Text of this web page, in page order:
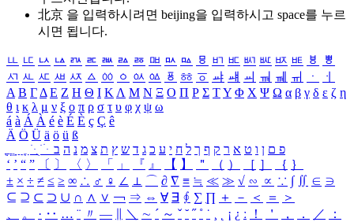
北京 을 입력하시려면 beijing을 입력하시고 space를 누르
시면 됩니다.
ㅥ ㅦ ㅧ ㅨ ㅩ ㅪ ㅫ ㅬ ㅭ ㅮ ㅯ ㅰ ㅱ ㅲ ㅳ ㅴ ㅵ ㅶ ㅷ ㅸ
ㅹ
ㅺ ㅻ ㅼ ㅽ ㅾ ㅿ ㆀ ㆁ ㆂ ㆃ ㆄ ㆅ ㆆ ㆇ ㆈ ㆉ ㆊ ㆋ ㆌ ㆍ
ㆎ
Α Β ΓΔ Ε Ζ Η Θ Ι ΚΛ Μ Ν Ξ Ο Π Ρ Σ ΤΥ Φ Χ Ψ Ω α β γ δ ε ζ η
θ ι κ λ μ ν ξ ο π ρ σ τ υ φ χ ψ ω
á à Á À é è É È ç Ç ê
Ä Ö Ü ä ö ü ß
ִֶֹ ֻּ ׁׂ פ ם ן ו ט א ר ק ף ך ל ח י ע כ ג ד ש ץ ת צ מ נ ה ב
‘ ’ “ ” 〔 〕 〈 〉 「 」 『 』 【 】 ＂ （ ） ［ ］ ｛ ｝
± × ÷ ≠ ≤ ≥ ∞ ∴ ♂ ♀ ∠ ⊥ ⌒ ∂ ∇ ≡ ≒ ≪ ≫ √ ∽ ∝ ∵ ∫ ∬ ∈ ∋
⊆ ⊇ ⊂ ⊃ ∪ ∩ ∧ ∨ ￢ ⇒ ⇔ ∀ ∃ ∮ ∑ ∏ ＋ － ＜ ＝
＞
、
。 · ‥ … ¨ 〃 ― ＼ ∼ ´ ～ ˇ ˘ ˝ ˚ ˙ ¸ ¡ ¿ ː ！ ＇ ， ． ／
：